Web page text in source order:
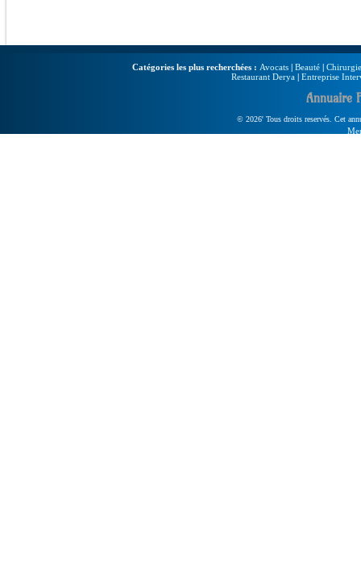
Catégories les plus recherchées : Avocats | Beauté |
Restaurant Derya | Entreprise
Annuaire
© 2026' Tous droits reservés. Cet